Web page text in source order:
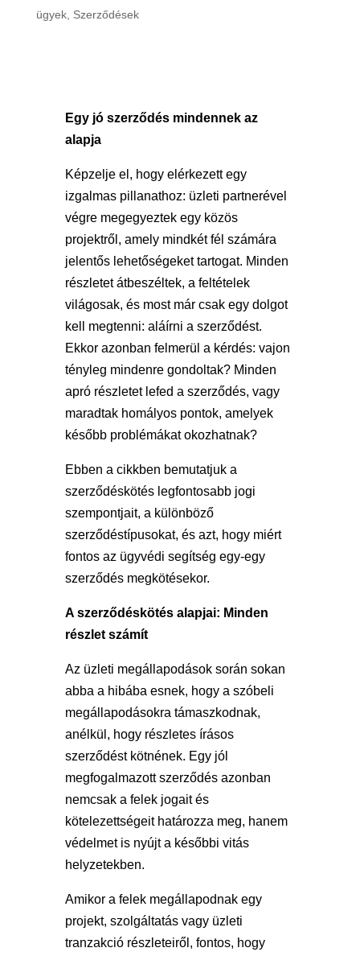
ügyek, Szerződések
Egy jó szerződés mindennek az
alapja
Képzelje el, hogy elérkezett egy
izgalmas pillanathoz: üzleti partnerével
végre megegyeztek egy közös
projektről, amely mindkét fél számára
jelentős lehetőségeket tartogat. Minden
részletet átbeszéltek, a feltételek
világosak, és most már csak egy dolgot
kell megtenni: aláírni a szerződést.
Ekkor azonban felmerül a kérdés: vajon
tényleg mindenre gondoltak? Minden
apró részletet lefed a szerződés, vagy
maradtak homályos pontok, amelyek
később problémákat okozhatnak?
Ebben a cikkben bemutatjuk a
szerződéskötés legfontosabb jogi
szempontjait, a különböző
szerződéstípusokat, és azt, hogy miért
fontos az ügyvédi segítség egy-egy
szerződés megkötésekor.
A szerződéskötés alapjai: Minden
részlet számít
Az üzleti megállapodások során sokan
abba a hibába esnek, hogy a szóbeli
megállapodásokra támaszkodnak,
anélkül, hogy részletes írásos
szerződést kötnének. Egy jól
megfogalmazott szerződés azonban
nemcsak a felek jogait és
kötelezettségeit határozza meg, hanem
védelmet is nyújt a későbbi vitás
helyzetekben.
Amikor a felek megállapodnak egy
projekt, szolgáltatás vagy üzleti
tranzakció részleteiről, fontos, hogy